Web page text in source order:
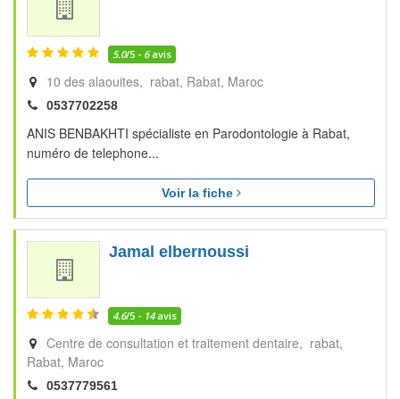
5.0/5 - 6avis
10 des alaouites, rabat Rabat Maroc
0537702258
ANIS BENBAKHTI spécialiste en Parodontologie à Rabat,
numéro de telephone...
Voir la fiche
Jamal elbernoussi
4.6/5 - 14avis
Centre de consultation et traitement dentaire, rabat
Rabat Maroc
0537779561